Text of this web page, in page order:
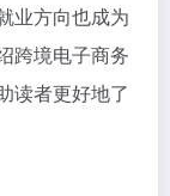
业方向也成为
跨境电子商务
读者更好地了